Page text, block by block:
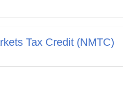
Tax Credit (NMTC)